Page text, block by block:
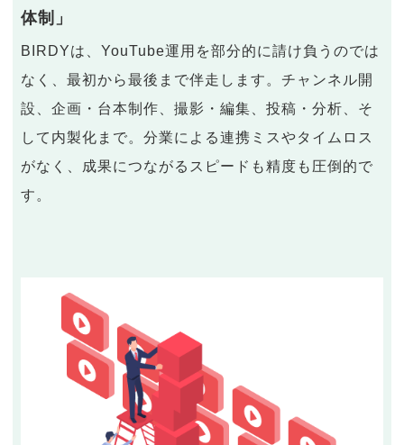
体制」
BIRDYは、YouTube運用を部分的に請け負うのでは
なく、最初から最後まで伴走します。チャンネル開
設、企画・台本制作、撮影・編集、投稿・分析、そ
して内製化まで。分業による連携ミスやタイムロス
がなく、成果につながるスピードも精度も圧倒的で
す。